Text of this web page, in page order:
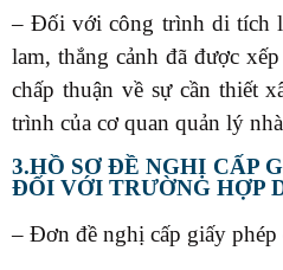
– Đối với công trình di tích
lam, thắng cảnh đã được
chấp thuận về sự cần thiết
trình của cơ quan quản lý
3.HỒ SƠ ĐỀ NGHỊ CẤP
ĐỐI VỚI TRƯỜNG HỢP
– Đơn đề nghị cấp giấy